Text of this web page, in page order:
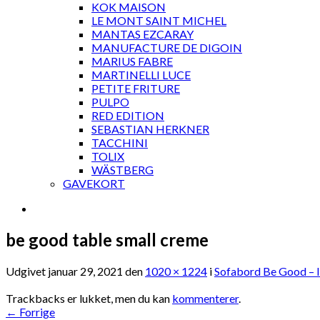
KOK MAISON
LE MONT SAINT MICHEL
MANTAS EZCARAY
MANUFACTURE DE DIGOIN
MARIUS FABRE
MARTINELLI LUCE
PETITE FRITURE
PULPO
RED EDITION
SEBASTIAN HERKNER
TACCHINI
TOLIX
WÄSTBERG
GAVEKORT
be good table small creme
Udgivet januar 29, 2021 den 1020 × 1224 iSofabord Be Good –
Trackbacks er lukket, men du kan kommenterer.
← Forrige